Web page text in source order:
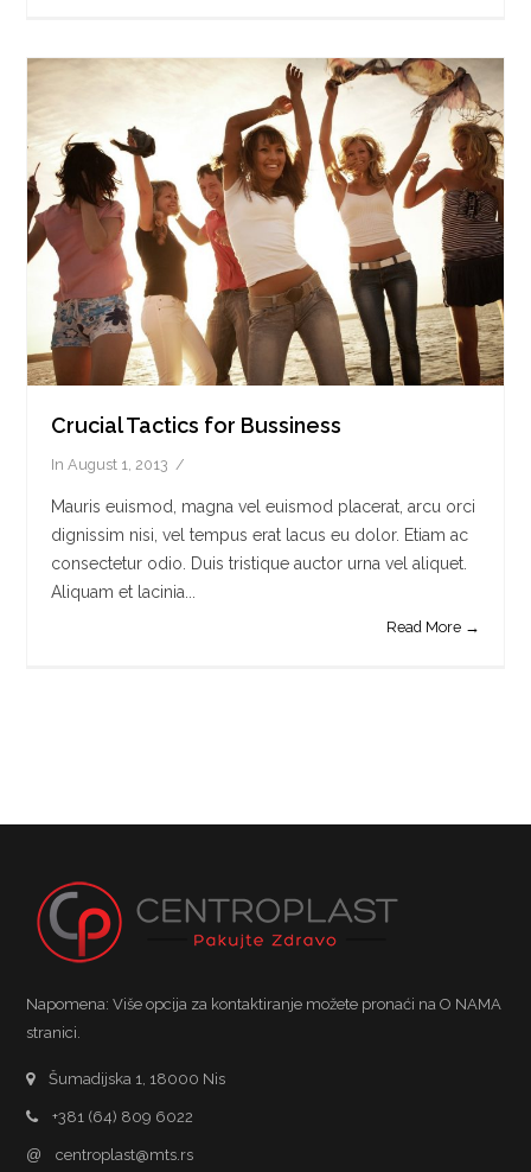
Crucial Tactics for Bussiness
In August 1, 2013
Mauris euismod, magna vel euismod placerat, arcu orci
dignissim nisi, vel tempus erat lacus eu dolor. Etiam ac
consectetur odio. Duis tristique auctor urna vel aliquet.
Aliquam et lacinia...
Read More →
Napomena: Više opcija za kontaktiranje možete pronaći na O NAMA
stranici.
Šumadijska 1, 18000 Nis
+381 (64) 809 6022
@ centroplast@mts.rs